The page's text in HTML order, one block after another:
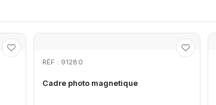
RÉF : 91280
Cadre photo magnetique